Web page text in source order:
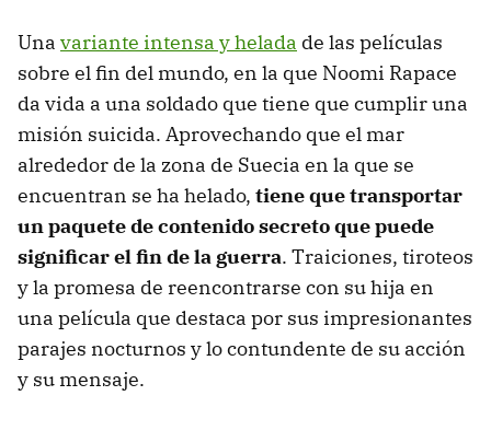
Una variante intensa y helada de las películas
sobre el fin del mundo, en la que Noomi Rapace
da vida a una soldado que tiene que cumplir una
misión suicida. Aprovechando que el mar
alrededor de la zona de Suecia en la que se
encuentran se ha helado, tiene que transportar
un paquete de contenido secreto que puede
significar el fin de la guerra. Traiciones, tiroteos
y la promesa de reencontrarse con su hija en
una película que destaca por sus impresionantes
parajes nocturnos y lo contundente de su acción
y su mensaje.